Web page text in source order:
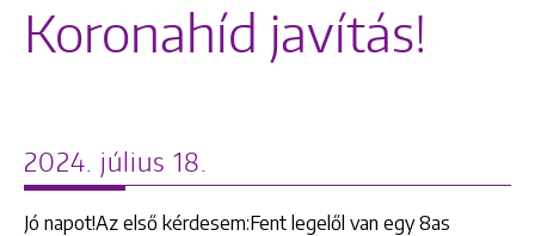
Koronahíd javítás!
2024. július 18.
Jó napot!Az első kérdesem:Fent legelől van egy 8as